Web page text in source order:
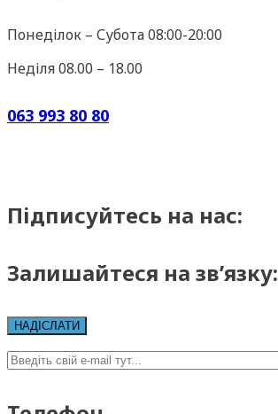
Понеділок – Субота 08:00-20:00
Неділя 08.00 – 18.00
063 993 80 80
Підписуйтесь на нас:
Залишайтеся на зв’язку: